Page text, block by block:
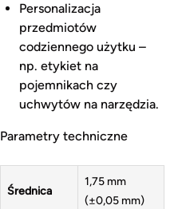
Personalizacja
przedmiotów
codziennego użytku –
np. etykiet na
pojemnikach czy
uchwytów na narzędzia.
Parametry techniczne
Średnica
1,75 mm
(±0,05 mm)